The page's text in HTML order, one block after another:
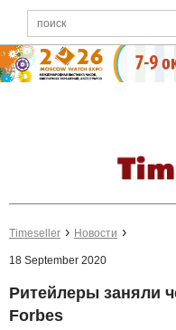
Timeseller Новости
18 September 2020
Ритейлеры заняли
Forbes